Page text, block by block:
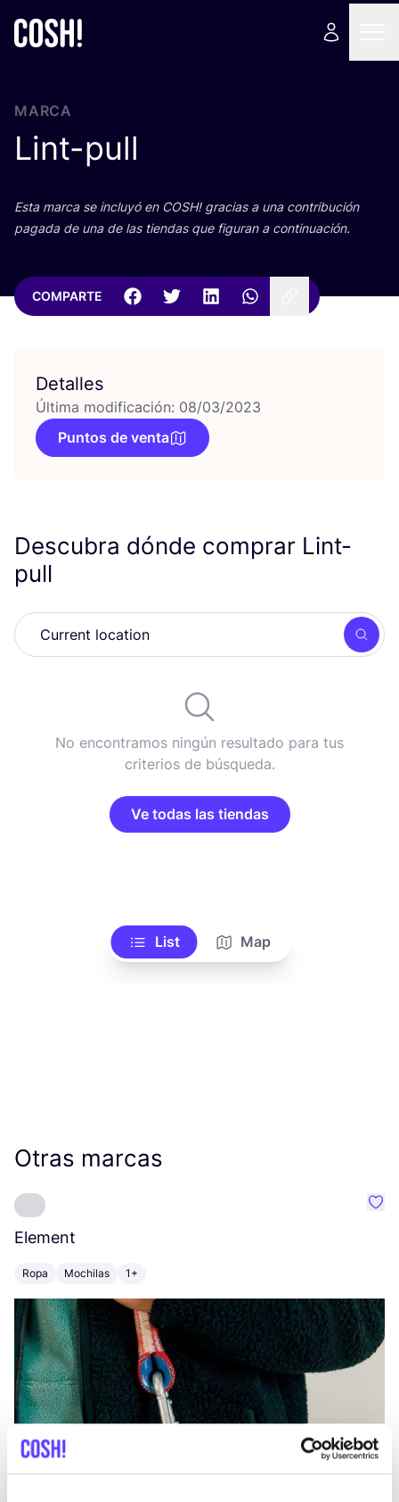
MARCA
Lint-pull
Esta mar­ca se inclu­yó en COSH! gra­cias a una con­tri­bu­ción
paga­da de una de las tien­das que figu­ran a continuación.
COMPARTE
Detalles
Última modificación: 08/03/2023
Puntos de venta
Descubra dónde comprar Lint-
pull
No encontramos ningún resultado para tus
criterios de búsqueda.
Ve todas las tiendas
List Map
Otras marcas
Element
Ropa Mochilas 1+